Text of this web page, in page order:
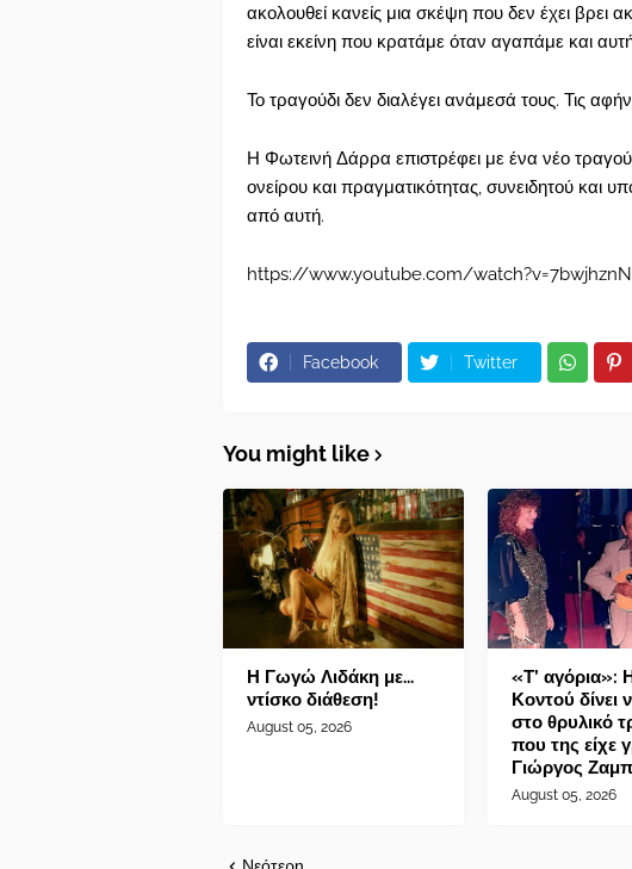
ακολουθεί κανείς μια σκέψη που δεν έχει βρει
είναι εκείνη που κρατάμε όταν αγαπάμε και
Το τραγούδι δεν διαλέγει ανάμεσά τους. Τις
Η Φωτεινή Δάρρα επιστρέφει με ένα νέο
ονείρου και πραγματικότητας, συνειδητού και
από αυτή.
https://www.youtube.com/
Facebook Twitter
You might like
Η Γωγώ Λιδάκη με...
ντίσκο διάθεση!
August 05, 2026
«Τ’ αγόρια»:
Κοντού δίνει
στο θρυλικό
που της είχε
Γιώργος
August 05, 2026